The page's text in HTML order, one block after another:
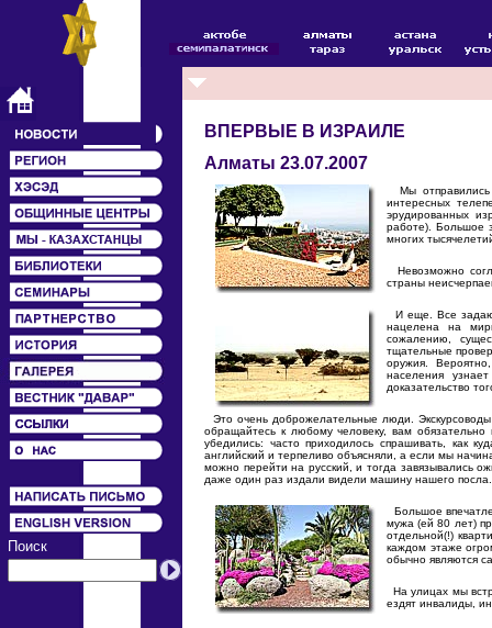
Поиск
ВПЕРВЫЕ В ИЗРАИЛЕ
Алматы 23.07.2007
Мы отправились
интересных
эрудированных
работе). Большое
многих
Невозможно
страны
И еще. Все
нацелена на
сожалению,
тщательные
оружия.
населения
доказательство
Это очень доброжелательные люди. Экскурсоводы
обращайтесь к любому человеку, вам
убедились: часто приходилось спрашивать, как
английский и терпеливо объясняли, а если мы
можно перейти на русский, и тогда завязывались
даже один раз издали видели машину нашего посла.
Большое
мужа (ей 80 лет)
отдельной(!)
каждом этаже
обычно являются
На улицах мы
ездят инвалиды,